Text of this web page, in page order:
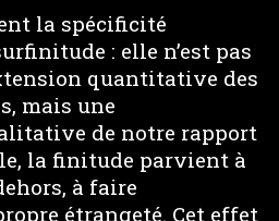
la spécificité
: elle n’est pas
quantitative des
mais une
de notre rapport
la finitude parvient à
à faire
étrangeté. Cet effet